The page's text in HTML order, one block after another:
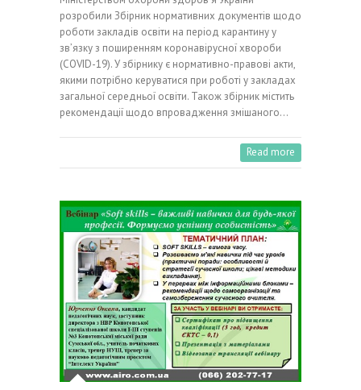
розробили Збірник нормативних документів щодо
роботи закладів освіти на період карантину у
зв’язку з поширенням коронавірусної хвороби
(COVID-19). У збірнику є нормативно-правові акти,
якими потрібно керуватися при роботі у закладах
загальної середньої освіти. Також збірник містить
рекомендації щодо впровадження змішаного…
Read more